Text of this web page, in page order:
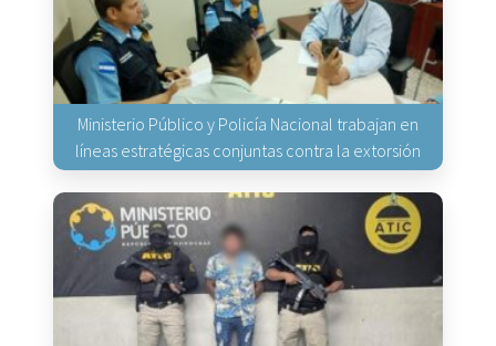
Ministerio Público y Policía Nacional trabajan en
líneas estratégicas conjuntas contra la extorsión